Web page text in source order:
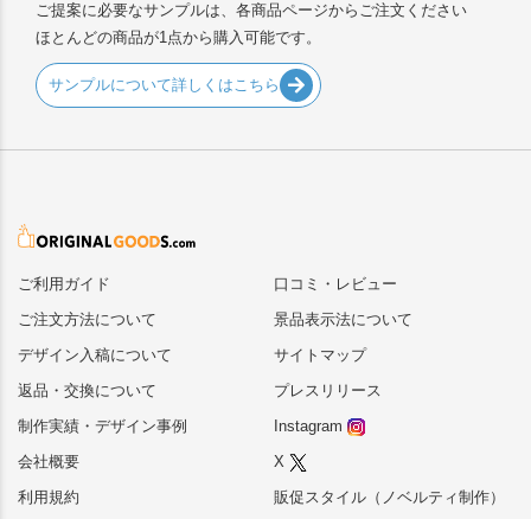
ご提案に必要なサンプルは、各商品ページからご注文ください
ほとんどの商品が1点から購入可能です。
サンプルについて詳しくはこちら
ご利用ガイド
ご注文方法について
デザイン入稿について
返品・交換について
制作実績・デザイン事例
会社概要
利用規約
口コミ・レビュー
景品表示法について
サイトマップ
プレスリリース
Instagram
X
販促スタイル（ノベルティ制作）